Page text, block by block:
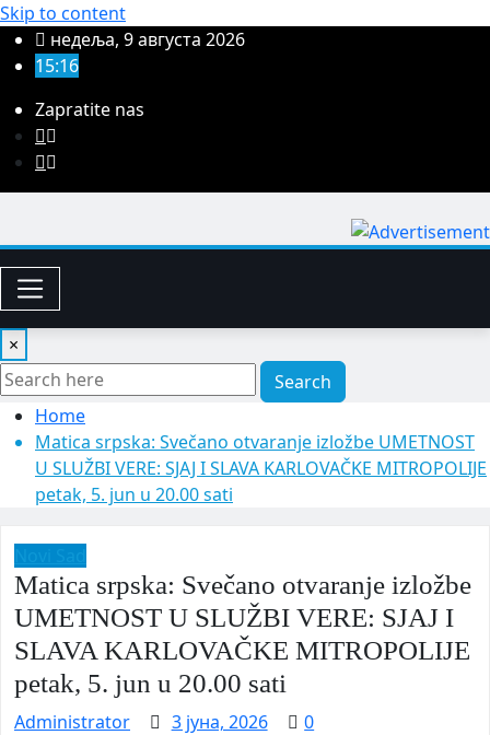
Skip to content
недеља, 9 августа 2026
15:16
Zapratite nas
×
Search
Home
Matica srpska: Svečano otvaranje izložbe UMETNOST
U SLUŽBI VERE: SJAJ I SLAVA KARLOVAČKE MITROPOLIJE
petak, 5. jun u 20.00 sati
Matica srpska: Svečano otvaranje izložbe
UMETNOST U SLUŽBI VERE: SJAJ I
SLAVA KARLOVAČKE MITROPOLIJE
petak, 5. jun u 20.00 sati
Administrator 3 јуна, 2026
0